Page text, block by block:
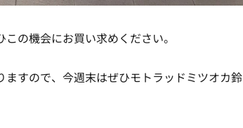
の機会にお買い求めください。
すので、今週末はぜひモトラッドミツオカ鈴